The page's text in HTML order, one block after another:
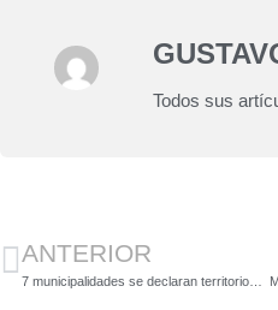
Todos sus
ANTERIOR